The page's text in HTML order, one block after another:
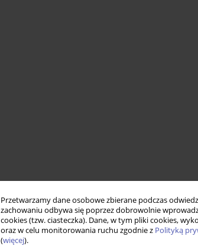
Przetwarzamy dane osobowe zbierane podczas
zachowaniu odbywa się poprzez dobrowolnie
cookies (tzw. ciasteczka). Dane, w tym pliki cookies,
oraz w celu monitorowania ruchu zgodnie z Polityką
(więcej).